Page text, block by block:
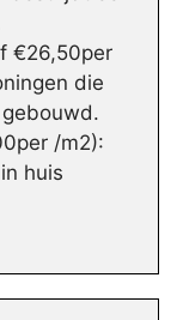
€26,50per
die
/m2):
huis